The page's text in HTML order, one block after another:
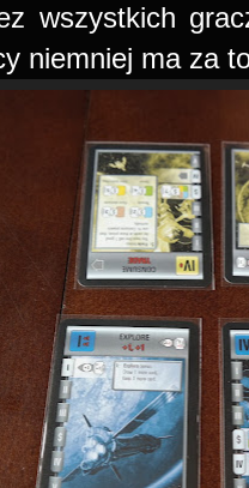
wszystkich
niemniej ma za